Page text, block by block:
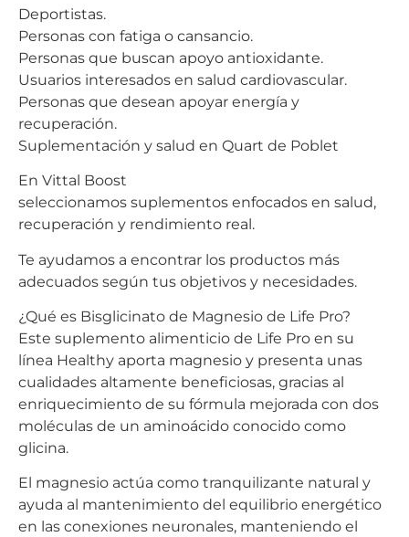
Deportistas.
Personas con fatiga o cansancio.
Personas que buscan apoyo antioxidante.
Usuarios interesados en salud cardiovascular.
Personas que desean apoyar energía y
recuperación.
Suplementación y salud en Quart de Poblet
En Vittal Boost
seleccionamos suplementos enfocados en salud,
recuperación y rendimiento real.
Te ayudamos a encontrar los productos más
adecuados según tus objetivos y necesidades.
¿Qué es Bisglicinato de Magnesio de Life Pro?
Este suplemento alimenticio de Life Pro en su
línea Healthy aporta magnesio y presenta unas
cualidades altamente beneficiosas, gracias al
enriquecimiento de su fórmula mejorada con dos
moléculas de un aminoácido conocido como
glicina.
El magnesio actúa como tranquilizante natural y
ayuda al mantenimiento del equilibrio energético
en las conexiones neuronales, manteniendo el